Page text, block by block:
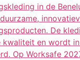
in de
De
kwaliteit en wordt
Op Worksafe